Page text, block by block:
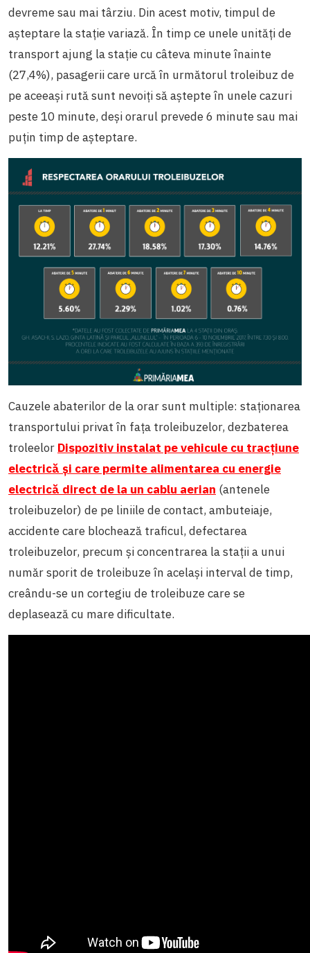
devreme sau mai târziu. Din acest motiv, timpul de
așteptare la stație variază. În timp ce unele unități de
transport ajung la stație cu câteva minute înainte
(27,4%), pasagerii care urcă în următorul troleibuz de
pe aceeași rută sunt nevoiți să aștepte în unele cazuri
peste 10 minute, deși orarul prevede 6 minute sau mai
puțin timp de așteptare.
Cauzele abaterilor de la orar sunt multiple: staționarea
transportului privat în fața troleibuzelor, dezbaterea
troleelor Dispozitiv instalat pe vehicule cu tracțiune
electrică și care permite alimentarea cu energie
electrică direct de la un cablu aerian (antenele
troleibuzelor) de pe liniile de contact, ambuteiaje,
accidente care blochează traficul, defectarea
troleibuzelor, precum și concentrarea la stații a unui
număr sporit de troleibuze în același interval de timp,
creându-se un cortegiu de troleibuze care se
deplasează cu mare dificultate.